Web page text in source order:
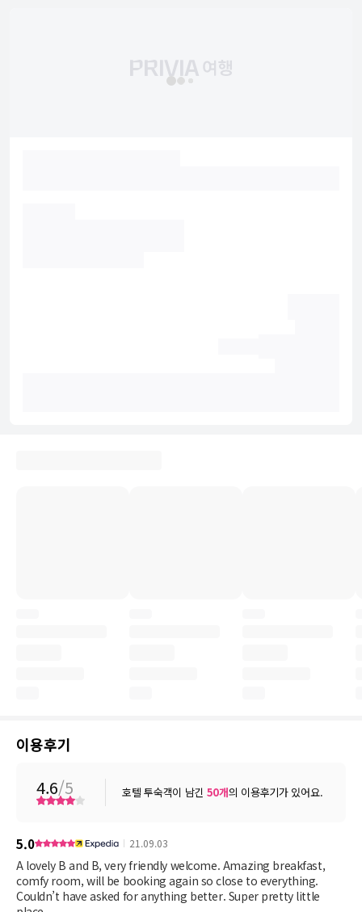
이용후기
4.6/5 호텔 투숙객이 남긴 50개의 이용후기가 있어요.
5.0 21.09.03
A lovely B and B, very friendly welcome. Amazing breakfast,
comfy room, will be booking again so close to everything.
Couldn’t have asked for anything better. Super pretty little